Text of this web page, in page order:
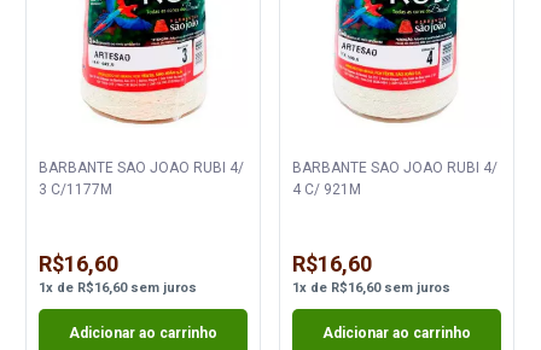
BARBANTE SAO JOAO RUBI 4/
3 C/1177M
R$16,60
1x de R$16,60sem juros
Adicionar ao carrinho
BARBANTE SAO JOAO RUBI 4/
4 C/ 921M
R$16,60
1xde R$16,60sem juros
Adicionar ao carrinho